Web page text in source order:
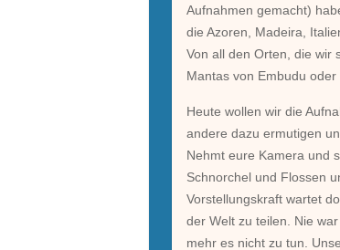
Aufnahmen gemacht)
die Azoren, Madeira,
Von all den Orten, die wir
Mantas von Embudu
Heute wollen wir die
andere dazu ermutigen
Nehmt eure Kamera und
Schnorchel und Flossen
Vorstellungskraft wartet
der Welt zu teilen. Nie
mehr es nicht zu tun.